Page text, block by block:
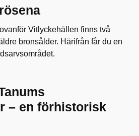
Vitlyckehällen finns två
bronsålder. Härifrån får du en
– en förhistorisk